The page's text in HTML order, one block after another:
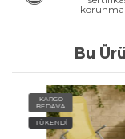
Bu
KARGO
BEDAVA
TÜKENDİ